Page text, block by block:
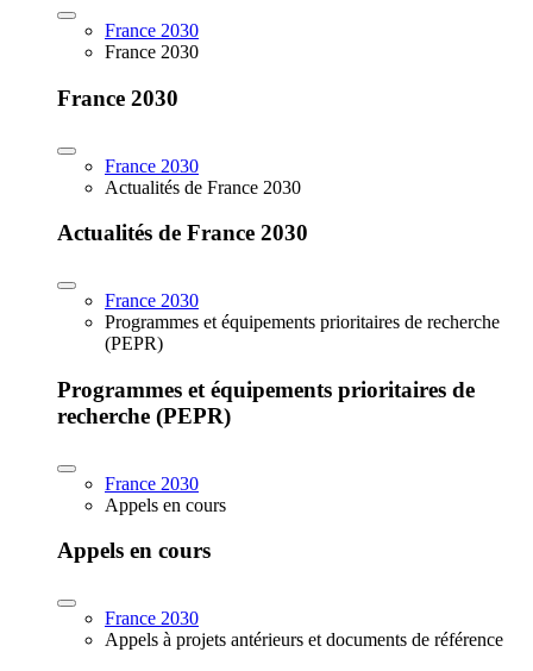
France 2030
France 2030
France 2030
France 2030
Actualités de France 2030
Actualités de France 2030
France 2030
Programmes et équipements prioritaires de recherche
(PEPR)
Programmes et équipements prioritaires de
recherche (PEPR)
France 2030
Appels en cours
Appels en cours
France 2030
Appels à projets antérieurs et documents de référence